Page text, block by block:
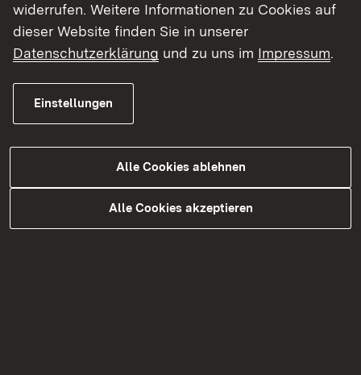
widerrufen. Weitere Informationen zu Cookies auf
dieser Website finden Sie in unserer
Datenschutzerklärung und zu uns im Impressum.
Einstellungen
Alle Cookies ablehnen
Alle Cookies akzeptieren